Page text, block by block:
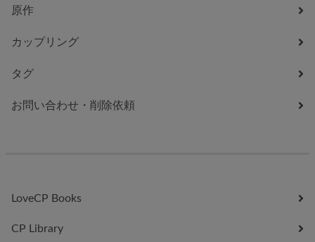
原作
カップリング
タグ
お問い合わせ・削除依頼
LoveCP Books
CP Library